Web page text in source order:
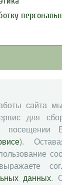
РАН
социальные
сайта
для
посещении
).
данных.